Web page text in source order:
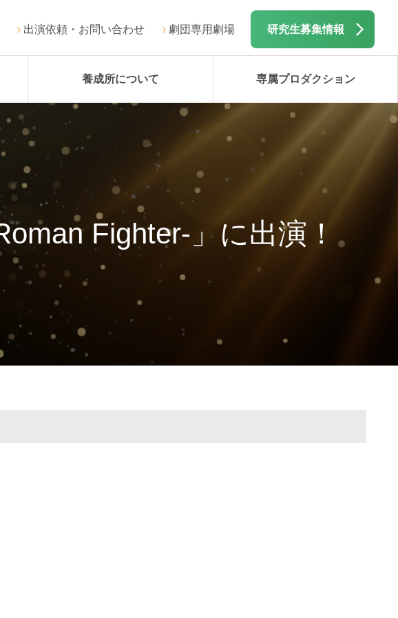
出演依頼・お問い合わせ 劇団専用劇場 研究生募集情報
養成所について 専属プロダクション
Fighter-」に出演！